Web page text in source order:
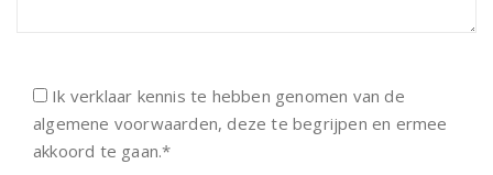
Ik verklaar kennis te hebben genomen van de
algemene voorwaarden, deze te begrijpen en ermee
akkoord te gaan.*